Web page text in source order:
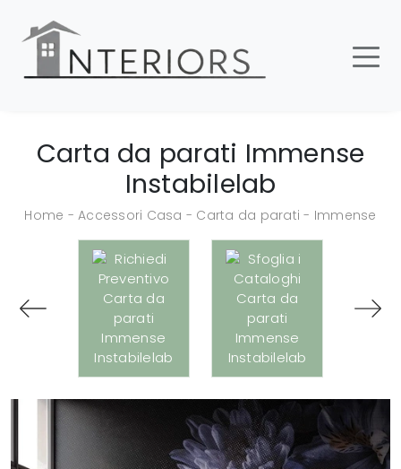
Carta da parati Immense
Instabilelab
Home -Accessori Casa - Carta da parati - Immense